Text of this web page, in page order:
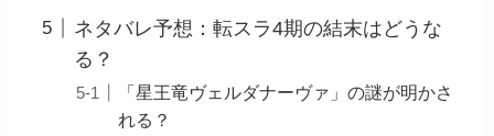
ネタバレ予想：転スラ4期の結末はどうな
る？
「星王竜ヴェルダナーヴァ」の謎が明かさ
れる？